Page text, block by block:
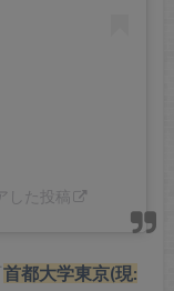
した投稿
首都大学東京(現: